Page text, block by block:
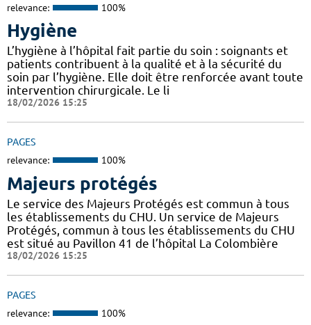
relevance: 100%
Hygiène
L’hygiène à l’hôpital fait partie du soin : soignants et
patients contribuent à la qualité et à la sécurité du
soin par l’hygiène. Elle doit être renforcée avant toute
intervention chirurgicale. Le li
18/02/2026 15:25
PAGES
relevance: 100%
Majeurs protégés
Le service des Majeurs Protégés est commun à tous
les établissements du CHU. Un service de Majeurs
Protégés, commun à tous les établissements du CHU
est situé au Pavillon 41 de l’hôpital La Colombière
18/02/2026 15:25
PAGES
relevance: 100%